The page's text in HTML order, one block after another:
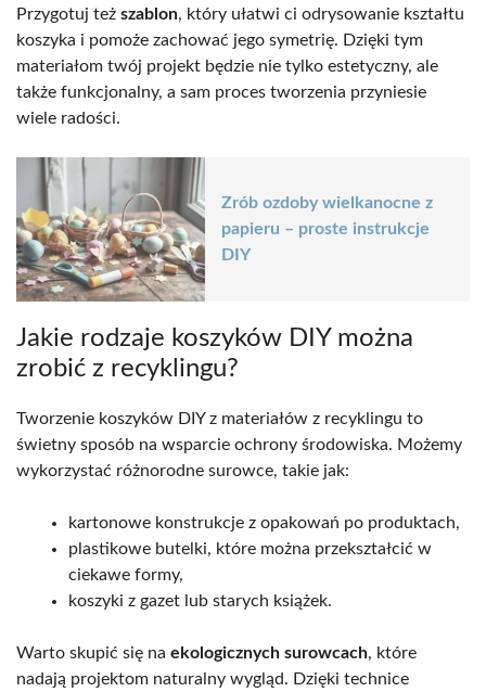
Przygotuj też szablon, który ułatwi ci odrysowanie kształtu
koszyka i pomoże zachować jego symetrię. Dzięki tym
materiałom twój projekt będzie nie tylko estetyczny, ale
także funkcjonalny, a sam proces tworzenia przyniesie
wiele radości.
Zrób ozdoby wielkanocne z
papieru – proste instrukcje
DIY
Jakie rodzaje koszyków DIY można
zrobić z recyklingu?
Tworzenie koszyków DIY z materiałów z recyklingu to
świetny sposób na wsparcie ochrony środowiska. Możemy
wykorzystać różnorodne surowce, takie jak:
kartonowe konstrukcje z opakowań po produktach,
plastikowe butelki, które można przekształcić w
ciekawe formy,
koszyki z gazet lub starych książek.
Warto skupić się na ekologicznych surowcach, które
nadają projektom naturalny wygląd. Dzięki technice